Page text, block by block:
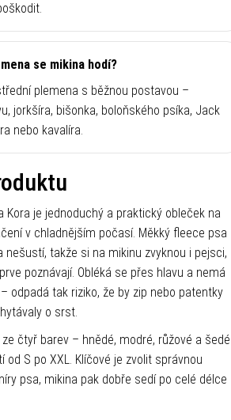
se mikina hodí?
plemena s běžnou postavou –
jorkšíra, bišonka, boloňského psíka, Jack
nebo kavalíra.
Kora je jednoduchý a praktický obleček na
v chladnějším počasí. Měkký fleece psa
nešustí, takže si na mikinu zvyknou i pejsci,
poznávají. Obléká se přes hlavu a nemá
odpadá tak riziko, že by zip nebo patentky
o srst.
čtyř barev – hnědé, modré, růžové a šedé
od S po XXL. Klíčové je zvolit správnou
psa, mikina pak dobře sedí po celé délce